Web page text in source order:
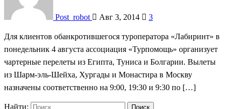
Post_robot Авг 3, 2014 3
Для клиентов обанкротившегося туроператора «Лабиринт» в
понедельник 4 августа ассоциация «Турпомощь» организует
чартерные перелеты из Египта, Туниса и Болгарии. Вылеты
из Шарм-эль-Шейха, Хургады и Монастира в Москву
назначены соответственно на 9:00, 19:30 и 9:30 по […]
Найти: